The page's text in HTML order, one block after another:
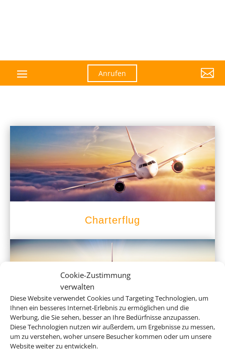
Cookie-Zustimmung
verwalten
Diese Website verwendet Cookies und Targeting Technologien, um
Ihnen ein besseres Internet-Erlebnis zu ermöglichen und die
Werbung, die Sie sehen, besser an Ihre Bedürfnisse anzupassen.
Diese Technologien nutzen wir außerdem, um Ergebnisse zu messen,
um zu verstehen, woher unsere Besucher kommen oder um unsere
Website weiter zu entwickeln.
Anrufen 
Charterflug
Linienflug